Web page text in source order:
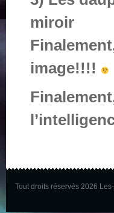
miroir
image!!!!
Tout droits réservés 2026